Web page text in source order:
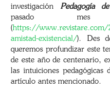
investigación Pedagogía
pasado
( https://
amistad-existencial/). Des
queremos profundizar este
de este año de centenario,
las intuiciones pedagógicas
artículo antes mencionado.